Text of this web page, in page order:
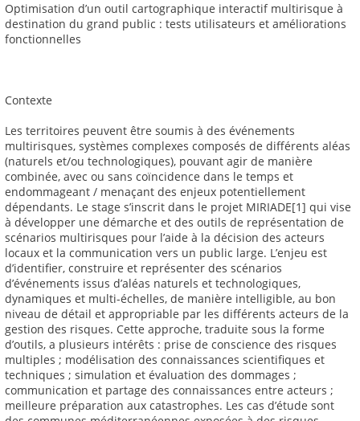
Optimisation d’un outil cartographique interactif multirisque à
destination du grand public : tests utilisateurs et améliorations
fonctionnelles
Contexte
Les territoires peuvent être soumis à des événements
multirisques, systèmes complexes composés de différents aléas
(naturels et/ou technologiques), pouvant agir de manière
combinée, avec ou sans coïncidence dans le temps et
endommageant / menaçant des enjeux potentiellement
dépendants. Le stage s’inscrit dans le projet MIRIADE[1] qui vise
à développer une démarche et des outils de représentation de
scénarios multirisques pour l’aide à la décision des acteurs
locaux et la communication vers un public large. L’enjeu est
d’identifier, construire et représenter des scénarios
d’événements issus d’aléas naturels et technologiques,
dynamiques et multi-échelles, de manière intelligible, au bon
niveau de détail et appropriable par les différents acteurs de la
gestion des risques. Cette approche, traduite sous la forme
d’outils, a plusieurs intérêts : prise de conscience des risques
multiples ; modélisation des connaissances scientifiques et
techniques ; simulation et évaluation des dommages ;
communication et partage des connaissances entre acteurs ;
meilleure préparation aux catastrophes. Les cas d’étude sont